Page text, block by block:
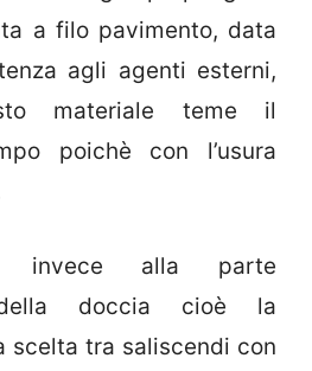
a filo pavimento, data
agli agenti esterni,
materiale teme il
poichè con l’usura
invece alla parte
della doccia cioè la
scelta tra saliscendi con